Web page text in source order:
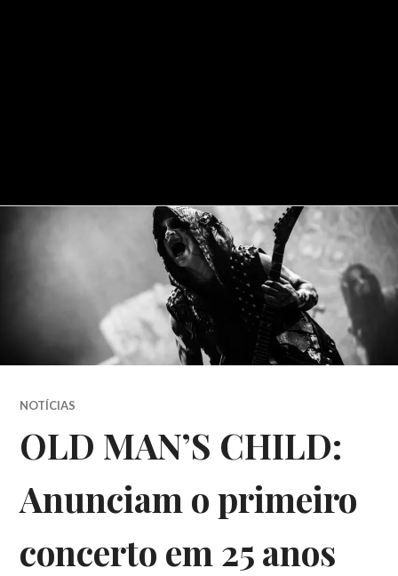
NOTÍCIAS
OLD MAN’S CHILD:
Anunciam o primeiro
concerto em 25 anos